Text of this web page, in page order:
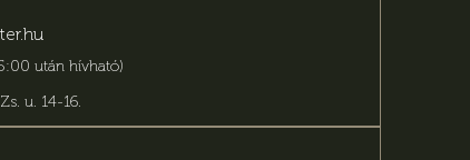
után hívható)
u. 14-16.